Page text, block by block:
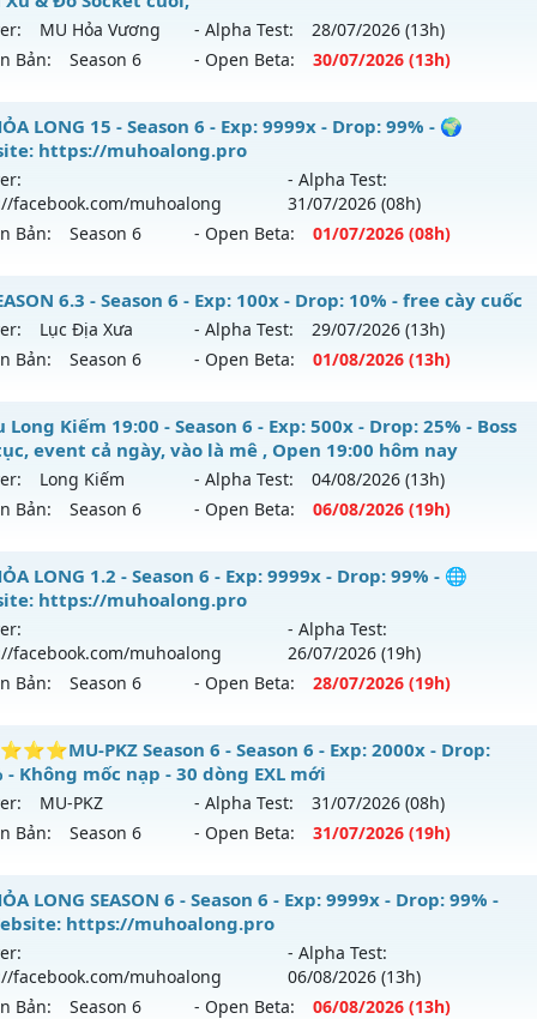
MU Hỏa Vương - Alpha Test: 28/07/2026 (13h)
Bản:
Season 6 - Open Beta: 30/07/2026 (13h)
Hỏa Vương - Săn Boss nhận Xu & Đồ Socket cuối,
mới ra tháng 07 2026 - Mở máy chủ
MU Hỏa Vương
200x - Drop: 30%
loại: Mu Nguyên bản Webzen
VietGuard
LONG 15 - Season 6 - Exp: 9999x - Drop: 99% - 🌍
https://muhoalong.pro
facebook.com/muhoalong
- Alpha Test:
31/07/2026 (08h)
Bản:
Season 6 - Open Beta: 01/07/2026 (08h)
LONG 15 - 🌍 Website: https://muhoalong.pro
ra tháng 07 2026 - Mở máy chủhttps://facebook.com/
07/2626
- Drop: 99%
Non Reset
Mu Nguyên bản Webzen
6.3 - Season 6 - Exp: 100x - Drop: 10% - free cày cuốc
Lục Địa Xưa - Alpha Test: 29/07/2026 (13h)
Bản:
Season 6 - Open Beta: 01/08/2026 (13h)
6.3 - free cày cuốc
mới ra tháng 08 2026 - Mở máy chủLục Địa Xưa vào
100x - Drop: 10%
loại: Mu Nguyên bản Webzen
hoàn toàn mới
Long Kiếm 19:00 - Season 6 - Exp: 500x - Drop: 25% - Boss
event cả ngày, vào là mê , Open 19:00 hôm nay
Long Kiếm - Alpha Test: 04/08/2026 (13h)
Bản:
Season 6 - Open Beta: 06/08/2026 (19h)
Long Kiếm 19:00 - Boss liên tục, event cả ngày, vào là
mới ra tháng 08 2026 - Mở máy chủLong Kiếm
500x - Drop: 25%
loại: Mu Nguyên bản Webzen
VIP SHIELD
LONG 1.2 - Season 6 - Exp: 9999x - Drop: 99% - 🌐
https://muhoalong.pro
facebook.com/muhoalong
- Alpha Test:
26/07/2026 (19h)
Bản:
Season 6 - Open Beta: 28/07/2026 (19h)
LONG 1.2 - 🌐 Website: https://muhoalong.pro
ra tháng 07 2026 - Mở máy chủ https://facebook.com/
28/07/2626
Non Reset
Mu Nguyên bản Webzen
XShield
PKZ Season 6 - Season 6 - Exp: 2000x - Drop:
- Không mốc nạp - 30 dòng EXL mới
MU-PKZ - Alpha Test: 31/07/2026 (08h)
Bản:
Season 6 - Open Beta: 31/07/2026 (19h)
PKZ Season 6 - Không mốc nạp - 30 dòng
mới ra tháng 07 2026 - Mở máy chủ
MU-PKZ
vào 19h
2000x - Drop: 200%
LONG SEASON 6 - Season 6 - Exp: 9999x - Drop: 99% -
https://muhoalong.pro
facebook.com/muhoalong
- Alpha Test:
06/08/2026 (13h)
Bản:
Season 6 - Open Beta: 06/08/2026 (13h)